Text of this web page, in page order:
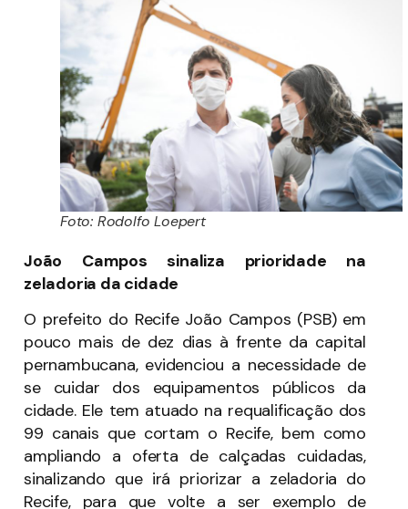
Foto: Rodolfo Loepert
João Campos sinaliza prioridade na
zeladoria da cidade
O prefeito do Recife João Campos (PSB) em
pouco mais de dez dias à frente da capital
pernambucana, evidenciou a necessidade de
se cuidar dos equipamentos públicos da
cidade. Ele tem atuado na requalificação dos
99 canais que cortam o Recife, bem como
ampliando a oferta de calçadas cuidadas,
sinalizando que irá priorizar a zeladoria do
Recife, para que volte a ser exemplo de